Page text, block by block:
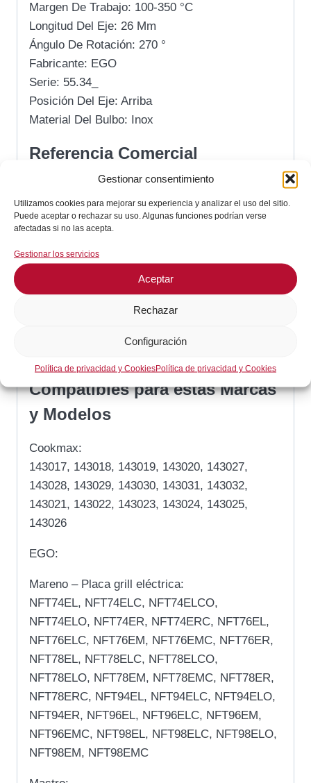
Gestionar consentimiento
Utilizamos cookies para mejorar su experiencia y analizar el uso del sitio.
Puede aceptar o rechazar su uso. Algunas funciones podrían verse
afectadas si no las acepta.
Gestionar los servicios
Aceptar
Rechazar
Configuración
Política de privacidad y CookiesPolítica de privacidad y Cookies
Margen De Trabajo: 100-350 °C
Longitud Del Eje: 26 Mm
Ángulo De Rotación: 270 °
Fabricante: EGO
Serie: 55.34_
Posición Del Eje: Arriba
Material Del Bulbo: Inox
Referencia Comercial
Cookmax: CR0582770
EGO: 5534062160, 55.34062.160
Lainox: 375944, CR0582770
Mareno: 375944, CR0582770
Popularna: 5900542
Compatibles para estas Marcas
y Modelos
Cookmax:
143017, 143018, 143019, 143020, 143027,
143028, 143029, 143030, 143031, 143032,
143021, 143022, 143023, 143024, 143025,
143026
EGO:
Mareno – Placa grill eléctrica:
NFT74EL, NFT74ELC, NFT74ELCO,
NFT74ELO, NFT74ER, NFT74ERC, NFT76EL,
NFT76ELC, NFT76EM, NFT76EMC, NFT76ER,
NFT78EL, NFT78ELC, NFT78ELCO,
NFT78ELO, NFT78EM, NFT78EMC, NFT78ER,
NFT78ERC, NFT94EL, NFT94ELC, NFT94ELO,
NFT94ER, NFT96EL, NFT96ELC, NFT96EM,
NFT96EMC, NFT98EL, NFT98ELC, NFT98ELO,
NFT98EM, NFT98EMC